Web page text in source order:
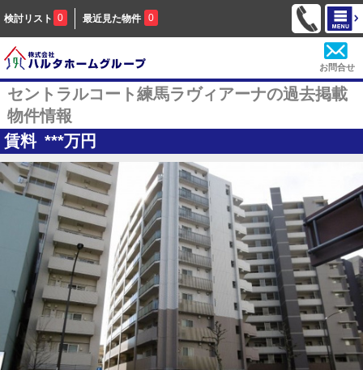
検討リスト 0 最近見た物件 0
お問合せ
セントラルコート練馬ラヴィアーナの過去掲載
物件情報
賃料 ***万円